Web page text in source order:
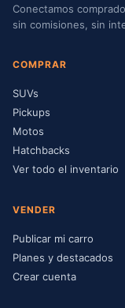
Conectamos
sin comisiones, sin
COMPRAR
SUVs
Pickups
Motos
Hatchbacks
Ver todo el inventario
VENDER
Publicar mi carro
Planes y destacados
Crear cuenta